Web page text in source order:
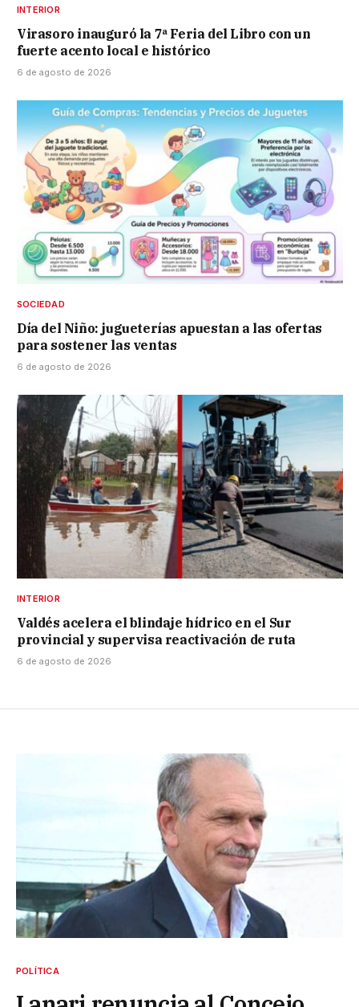
INTERIOR
Virasoro inauguró la 7ª Feria del Libro con un
fuerte acento local e histórico
6 de agosto de 2026
SOCIEDAD
Día del Niño: jugueterías apuestan a las ofertas
para sostener las ventas
6 de agosto de 2026
INTERIOR
Valdés acelera el blindaje hídrico en el Sur
provincial y supervisa reactivación de ruta
6 de agosto de 2026
POLÍTICA